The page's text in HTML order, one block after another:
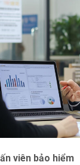
viên bảo hiểm